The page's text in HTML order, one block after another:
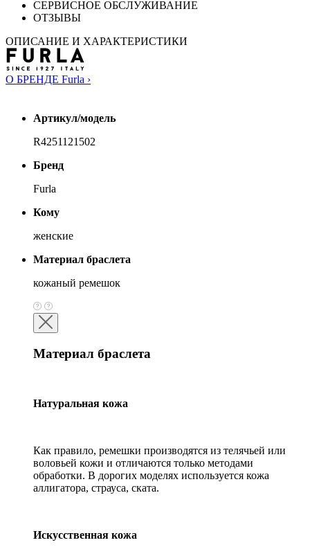
СЕРВИСНОЕ ОБСЛУЖИВАНИЕ
ОТЗЫВЫ
ОПИСАНИЕ И ХАРАКТЕРИСТИКИ
О БРЕНДЕ Furla ›
Артикул/модель
R4251121502
Бренд
Furla
Кому
женские
Материал браслета
кожаный ремешок
Материал браслета
Натуральная кожа
Как правило, ремешки производятся из телячьей или
воловьей кожи и отличаются только методами
обработки. В дорогих моделях используется кожа
аллигатора, страуса, ската.
Искусственная кожа